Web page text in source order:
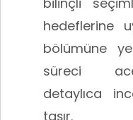
hedeflerine
bölümüne
süreci
detaylıca
taşır.